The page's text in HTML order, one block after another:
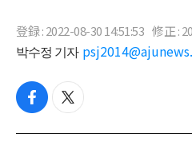
登録 : 2022-08-30 14:51:53 修正 :
박수정 기자
f
c
t
i